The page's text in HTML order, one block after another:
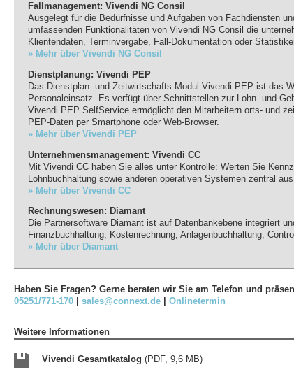
Fallmanagement: Vivendi NG Consil
Ausgelegt für die Bedürfnisse und Aufgaben von Fachdiensten
umfassenden Funktionalitäten von Vivendi NG Consil die
Klientendaten, Terminvergabe, Fall-Dokumentation oder
» Mehr über Vivendi NG Consil
Dienstplanung: Vivendi PEP
Das Dienstplan- und Zeitwirtschafts-Modul Vivendi PEP ist das
Personaleinsatz. Es verfügt über Schnittstellen zur Lohn- und
Vivendi PEP SelfService ermöglicht den Mitarbeitern orts- und
PEP-Daten per Smartphone oder Web-Browser.
» Mehr über Vivendi PEP
Unternehmensmanagement: Vivendi CC
Mit Vivendi CC haben Sie alles unter Kontrolle: Werten Sie
Lohnbuchhaltung sowie anderen operativen Systemen zentral
» Mehr über Vivendi CC
Rechnungswesen: Diamant
Die Partnersoftware Diamant ist auf Datenbankebene integriert
Finanzbuchhaltung, Kostenrechnung, Anlagenbuchhaltung,
» Mehr über Diamant
Haben Sie Fragen? Gerne beraten wir Sie am Telefon und
05251/771-170
sales@connext.de Onlinetermin
Weitere Informationen
Vivendi Gesamtkatalog (PDF, 9,6 MB)